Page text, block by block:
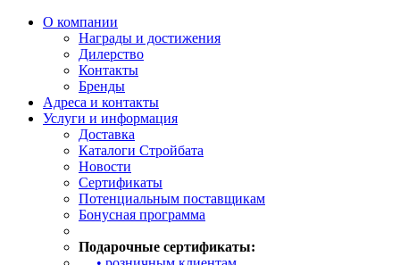
О компании
Награды и достижения
Дилерство
Контакты
Бренды
Адреса и контакты
Услуги и информация
Доставка
Каталоги Стройбата
Новости
Сертификаты
Потенциальным поставщикам
Бонусная программа
Подарочные сертификаты: